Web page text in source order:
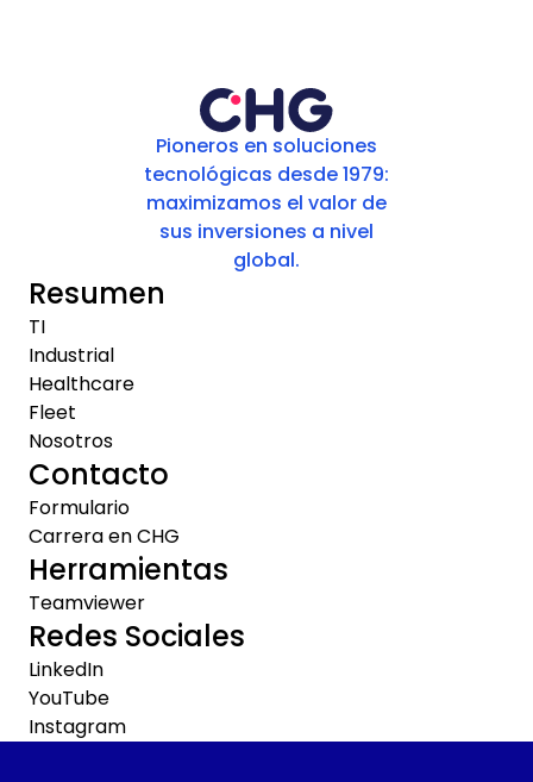
Pioneros en soluciones
tecnológicas desde 1979:
maximizamos el valor de
sus inversiones a nivel
global.
Resumen
TI
Industrial
Healthcare
Fleet
Nosotros
Contacto
Formulario
Carrera en CHG
Herramientas
Teamviewer
Redes Sociales
LinkedIn
YouTube
Instagram